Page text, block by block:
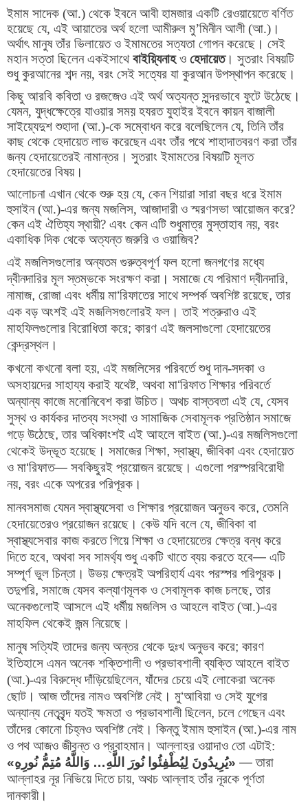
ইমাম সাদেক (আ.) থেকে ইবনে আবী হামজার একটি রেওয়ায়েতে বর্ণিত
হয়েছে যে, এই আয়াতের অর্থ হলো আমীরুল মু’মিনীন আলী (আ.)।
অর্থাৎ মানুষ তাঁর ভিলায়েত ও ইমামতের সত্যতা গোপন করেছে। সেই
মহান সত্তা ছিলেন একইসাথে বাইয়্যিনাহ ও হেদায়েত। সুতরাং বিষয়টি
শুধু কুরআনের শব্দ নয়, বরং সেই সত্যের যা কুরআন উপস্থাপন করেছে।
কিছু আরবি কবিতা ও রজজেও এই অর্থ অত্যন্ত সুন্দরভাবে ফুটে উঠেছে।
যেমন, যুদ্ধক্ষেত্রে যাওয়ার সময় হযরত যুহাইর ইবনে কায়ন বাজালী
সাইয়্যেদুশ শুহাদা (আ.)-কে সম্বোধন করে বলেছিলেন যে, তিনি তাঁর
কাছ থেকে হেদায়েত লাভ করেছেন এবং তাঁর পথে শাহাদাতবরণ করা তাঁর
জন্য হেদায়েতেরই নামান্তর। সুতরাং ইমামতের বিষয়টি মূলত
হেদায়েতের বিষয়।
আলোচনা এখান থেকে শুরু হয় যে, কেন শিয়ারা সারা বছর ধরে ইমাম
হুসাইন (আ.)-এর জন্য মজলিস, আজাদারী ও স্মরণসভা আয়োজন করে?
কেন এই ঐতিহ্য স্থায়ী? এবং কেন এটি শুধুমাত্র মুস্তাহাব নয়, বরং
একাধিক দিক থেকে অত্যন্ত জরুরি ও ওয়াজিব?
এই মজলিসগুলোর অন্যতম গুরুত্বপূর্ণ ফল হলো জনগণের মধ্যে
দ্বীনদারির মূল স্তম্ভকে সংরক্ষণ করা। সমাজে যে পরিমাণ দ্বীনদারি,
নামাজ, রোজা এবং ধর্মীয় মা‘রিফাতের সাথে সম্পর্ক অবশিষ্ট রয়েছে,তার
এক বড় অংশই এই মজলিসগুলোরই ফল। তাই শত্রুরাও এই
মাহফিলগুলোর বিরোধিতা করে; কারণ এই জলসাগুলো হেদায়েতের
কেন্দ্রস্থল।
কখনো কখনো বলা হয়, এই মজলিসের পরিবর্তে শুধু দান-সদকা ও
অসহায়দের সাহায্য করাই যথেষ্ট, অথবা মা‘রিফাত শিক্ষার পরিবর্তে
অন্যান্য কাজে মনোনিবেশ করা উচিত। অথচ বাস্তবতা এই যে, যেসব
সুস্থ ও কার্যকর দাতব্য সংস্থা ও সামাজিক সেবামূলক প্রতিষ্ঠান সমাজে
গড়ে উঠেছে, তার অধিকাংশই এই আহলে বাইত (আ.)-এর মজলিসগুলো
থেকেই উদ্ভূত হয়েছে। সমাজের শিক্ষা, স্বাস্থ্য, জীবিকা এবং হেদায়েত
ও মা‘রিফাত— সবকিছুরই প্রয়োজন রয়েছে। এগুলো পরস্পরবিরোধী
নয়, বরং একে অপরের পরিপূরক।
মানবসমাজ যেমন স্বাস্থ্যসেবা ও শিক্ষার প্রয়োজন অনুভব করে, তেমনি
হেদায়েতেরও প্রয়োজন রয়েছে। কেউ যদি বলে যে, জীবিকা বা
স্বাস্থ্যসেবার কাজ করতে গিয়ে শিক্ষা ও হেদায়েতের ক্ষেত্র বন্ধ করে
দিতে হবে, অথবা সব সামর্থ্য শুধু একটি খাতে ব্যয় করতে হবে— এটি
সম্পূর্ণ ভুল চিন্তা। উভয় ক্ষেত্রই অপরিহার্য এবং পরস্পর পরিপূরক।
তদুপরি, সমাজে যেসব কল্যাণমূলক ও সেবামূলক কাজ চলছে, তার
অনেকগুলোই আসলে এই ধর্মীয় মজলিস ও আহলে বাইত (আ.)-এর
মাহফিল থেকেই জন্ম নিয়েছে।
মানুষ সত্যিই তাদের জন্য অন্তর থেকে দুঃখ অনুভব করে; কারণ
ইতিহাসে এমন অনেক শক্তিশালী ও প্রভাবশালী ব্যক্তি আহলে বাইত
(আ.)-এর বিরুদ্ধে দাঁড়িয়েছিলেন, যাঁদের চেয়ে এই লোকেরা অনেক
ছোট। আজ তাঁদের নামও অবশিষ্ট নেই। মু‘আবিয়া ও সেই যুগের
অন্যান্য নেতৃবৃন্দ যতই ক্ষমতা ও প্রভাবশালী ছিলেন, চলে গেছেন এবং
তাঁদের কোনো চিহ্নও অবশিষ্ট নেই। কিন্তু ইমাম হুসাইন (আ.)-এর নাম
ও পথ আজও জীবন্ত ও প্রবাহমান। আল্লাহর ওয়াদাও তো এটাই:
«يُرِيدُونَ لِيُطْفِئُوا نُورَ اللَّهِ… وَاللَّهُ مُتِمُّ نُورِهِ» — তারা
আল্লাহর নূর নিভিয়ে দিতে চায়, অথচ আল্লাহ তাঁর নূরকে পূর্ণতা
দানকারী।